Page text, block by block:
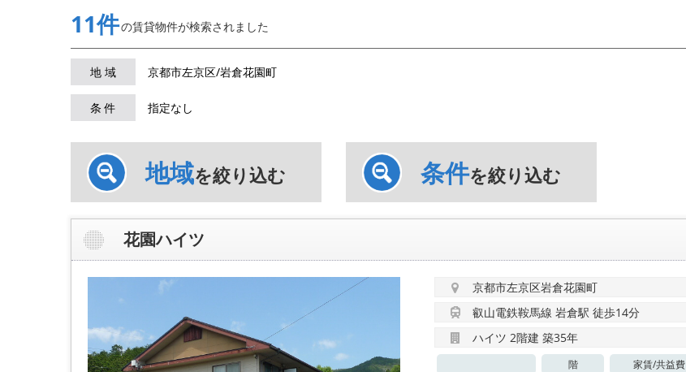
11件の賃貸物件が検索されました
地 域 京都市左京区/岩倉花園町
条 件 指定なし
地域を絞り込む 条件を絞り込む
花園ハイツ
京都市左京区岩倉花園町
叡山電鉄鞍馬線 岩倉駅 徒歩14分
ハイツ 2階建 築35年
階 家賃/共益費